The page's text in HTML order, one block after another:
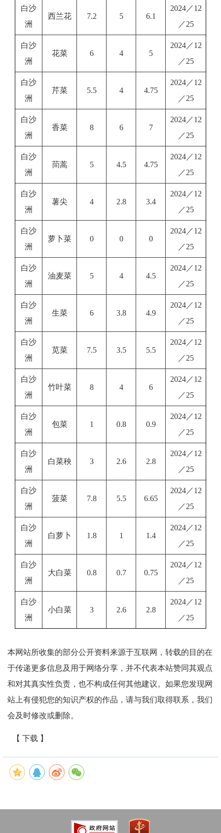
白沙
洲
西兰花 7.2 5 6.1
2024／12
／25
白沙
洲
花菜 6 4 5
2024／12
／25
白沙
洲
芹菜 5.5 4 4.75
2024／12
／25
白沙
洲
香菜 8 6 7
2024／12
／25
白沙
洲
茼蒿 5 4.5 4.75
2024／12
／25
白沙
洲
薯尖 4 2.8 3.4
2024／12
／25
白沙
洲
萝卜菜 0 0 0
2024／12
／25
白沙
洲
油麦菜 5 4 4.5
2024／12
／25
白沙
洲
生菜 6 3.8 4.9
2024／12
／25
白沙
洲
苋菜 7.5 3.5 5.5
2024／12
／25
白沙
洲
竹叶菜 8 4 6
2024／12
／25
白沙
洲
包菜 1 0.8 0.9
2024／12
／25
白沙
洲
白菜秧 3 2.6 2.8
2024／12
／25
白沙
洲
菠菜 7.8 5.5 6.65
2024／12
／25
白沙
洲
白萝卜 1.8 1 1.4
2024／12
／25
白沙
洲
大白菜 0.8 0.7 0.75
2024／12
／25
白沙
洲
小白菜 3 2.6 2.8
2024／12
／25
本网站所收集的部分公开资料来源于互联网，转载的目的在
于传递更多信息及用于网络分享，并不代表本站赞同其观点
和对其真实性负责，也不构成任何其他建议。如果您发现网
站上有侵犯您的知识产权的作品，请与我们取得联系，我们
会及时修改或删除。
【 下载 】